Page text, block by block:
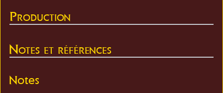
Production
Notes et références
Notes